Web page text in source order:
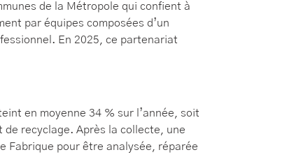
de la Métropole qui confient à
par équipes composées d’un
En 2025, ce partenariat
en moyenne 34 % sur l’année, soit
recyclage. Après la collecte, une
Fabrique pour être analysée, réparée